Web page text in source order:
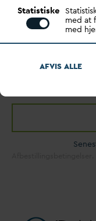
11/11 2027 16:00
PLACERING
DANVA,Vandhuset,
(MEDLEMMER)
Statistiske
med at
med
AFVIS ALLE